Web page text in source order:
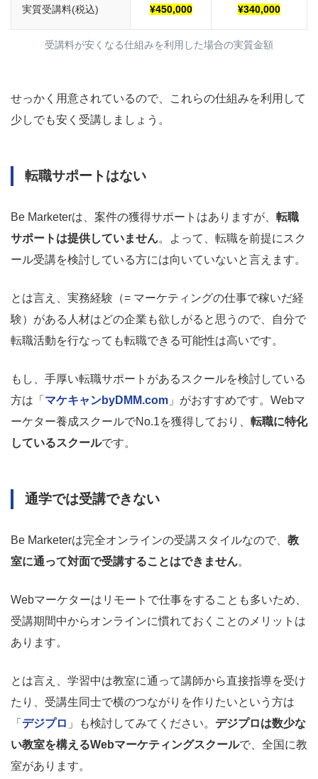
実質受講料(税込) ¥450,000 ¥340,000
受講料が安くなる仕組みを利用した場合の実質金額
せっかく用意されているので、これらの仕組みを利用して
少しでも安く受講しましょう。
転職サポートはない
Be Marketerは、案件の獲得サポートはありますが、 転職
サポートは提供していません。よって、転職を前提にスク
ール受講を検討している方には向いていないと言えます。
とは言え、実務経験（= マーケティングの仕事で稼いだ経
験）がある人材はどの企業も欲しがると思うので、自分で
転職活動を行なっても転職できる可能性は高いです。
もし、手厚い転職サポートがあるスクールを検討している
方は「 マケキャンbyDMM.com 」がおすすめです。Webマ
ーケター養成スクールでNo.1を獲得しており、 転職に特化
しているスクールです。
通学では受講できない
Be Marketerは完全オンラインの受講スタイルなので、 教
室に通って対面で受講することはできません。
Webマーケターはリモートで仕事をすることも多いため、
受講期間中からオンラインに慣れておくことのメリットは
あります。
とは言え、学習中は教室に通って講師から直接指導を受け
たり、受講生同士で横のつながりを作りたいという方は
「 デジプロ 」も検討してみてください。 デジプロは数少な
い教室を構えるWebマーケティングスクールで、全国に教
室があります。